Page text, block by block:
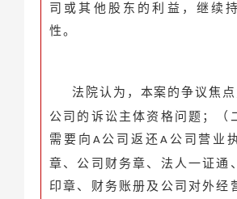
司或其他股东的利益，继续
性。
法院认为，本案的争议焦点
公司的诉讼主体资格问题；（
需要向 A 公司返还 A 公司营业
章、公司财务章、法人一证通
印章、财务账册及公司对外经